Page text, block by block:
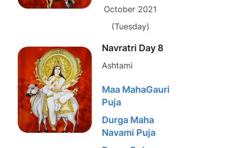
October 2021
(Tuesday)
Navratri Day 8
Ashtami
Maa MahaGauri
Puja
Durga Maha
Navami Puja